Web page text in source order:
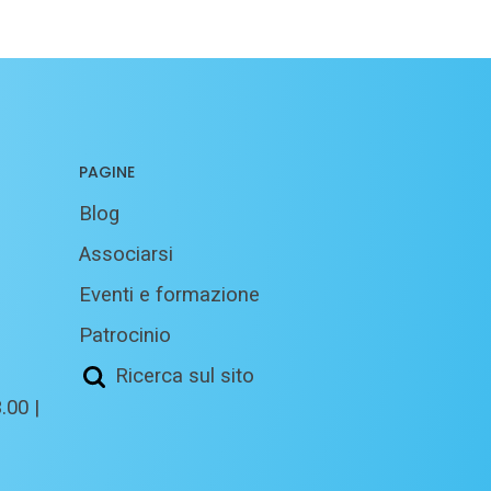
|
PAGINE
Blog
Associarsi
Eventi e formazione
Patrocinio
Ricerca sul sito